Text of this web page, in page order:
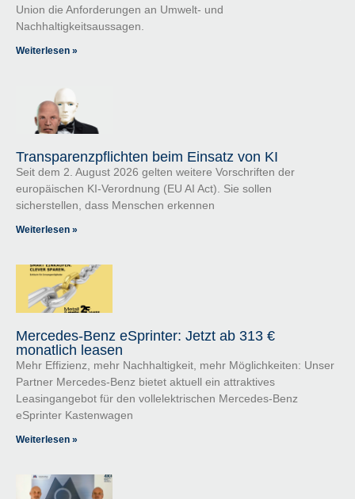
Union die Anforderungen an Umwelt- und
Nachhaltigkeitsaussagen.
Weiterlesen »
Transparenzpflichten beim Einsatz von KI
Seit dem 2. August 2026 gelten weitere Vorschriften der
europäischen KI-Verordnung (EU AI Act). Sie sollen
sicherstellen, dass Menschen erkennen
Weiterlesen »
Mercedes-Benz eSprinter: Jetzt ab 313 €
monatlich leasen
Mehr Effizienz, mehr Nachhaltigkeit, mehr Möglichkeiten: Unser
Partner Mercedes-Benz bietet aktuell ein attraktives
Leasingangebot für den vollelektrischen Mercedes-Benz
eSprinter Kastenwagen
Weiterlesen »